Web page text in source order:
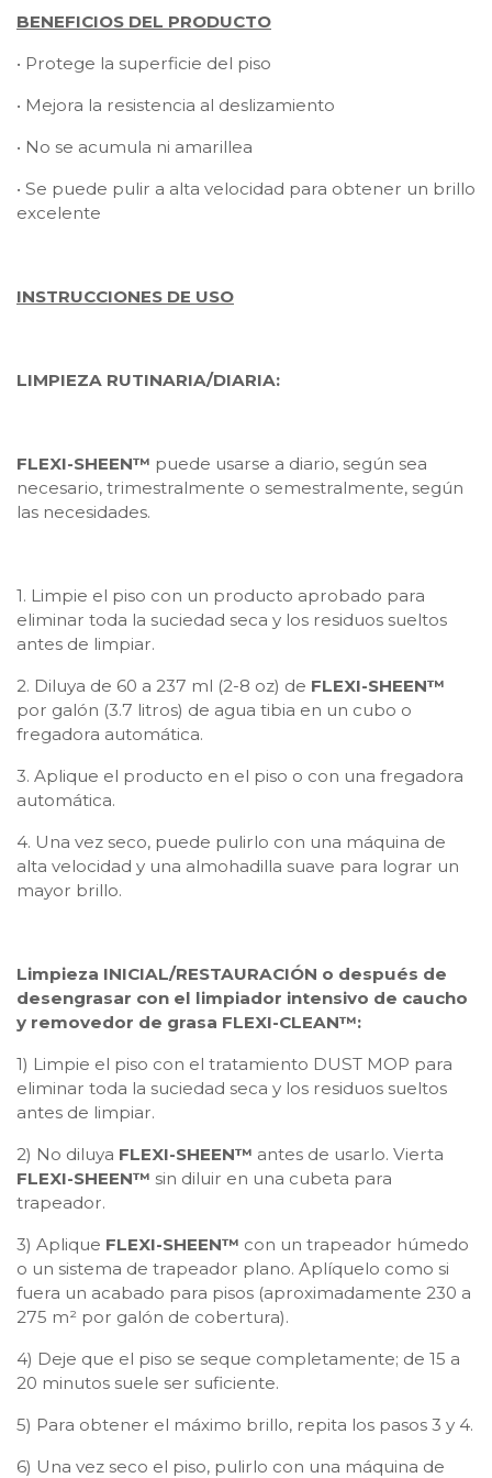
BENEFICIOS DEL PRODUCTO
• Protege la superficie del piso
• Mejora la resistencia al deslizamiento
• No se acumula ni amarillea
• Se puede pulir a alta velocidad para obtener un brillo
excelente
INSTRUCCIONES DE USO
LIMPIEZA RUTINARIA/DIARIA:
FLEXI-SHEEN™ puede usarse a diario, según sea
necesario, trimestralmente o semestralmente, según
las necesidades.
1. Limpie el piso con un producto aprobado para
eliminar toda la suciedad seca y los residuos sueltos
antes de limpiar.
2. Diluya de 60 a 237 ml (2-8 oz) de FLEXI-SHEEN™
por galón (3.7 litros) de agua tibia en un cubo o
fregadora automática.
3. Aplique el producto en el piso o con una fregadora
automática.
4. Una vez seco, puede pulirlo con una máquina de
alta velocidad y una almohadilla suave para lograr un
mayor brillo.
Limpieza INICIAL/RESTAURACIÓN o después de
desengrasar con el limpiador intensivo de caucho
y removedor de grasa FLEXI-CLEAN™:
1) Limpie el piso con el tratamiento DUST MOP para
eliminar toda la suciedad seca y los residuos sueltos
antes de limpiar.
2) No diluya FLEXI-SHEEN™ antes de usarlo. Vierta
FLEXI-SHEEN™ sin diluir en una cubeta para
trapeador.
3) Aplique FLEXI-SHEEN™ con un trapeador húmedo
o un sistema de trapeador plano. Aplíquelo como si
fuera un acabado para pisos (aproximadamente 230 a
275 m² por galón de cobertura).
4) Deje que el piso se seque completamente; de ​​15 a
20 minutos suele ser suficiente.
5) Para obtener el máximo brillo, repita los pasos 3 y 4.
6) Una vez seco el piso, pulirlo con una máquina de